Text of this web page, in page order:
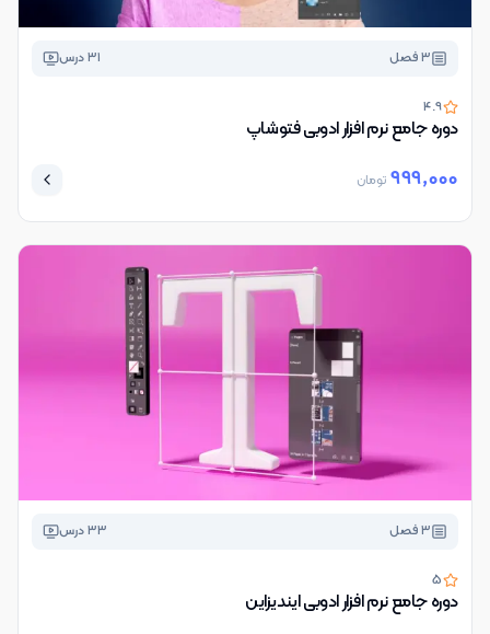
3فصل 31درس
4.9
دوره جامع نرم افزار ادوبی فتوشاپ
999,000 تومان
3فصل 33درس
5
دوره جامع نرم افزار ادوبی ایندیزاین